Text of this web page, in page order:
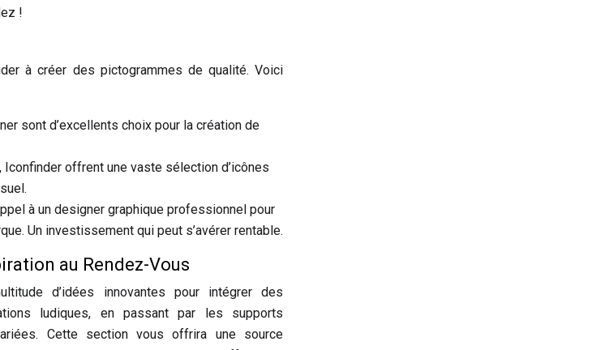
!
à créer des pictogrammes de qualité. Voici
sont d’excellents choix pour la création de
Iconfinder offrent une vaste sélection d’icônes
à un designer graphique professionnel pour
Un investissement qui peut s’avérer rentable.
au Rendez-Vous
d’idées innovantes pour intégrer des
ludiques, en passant par les supports
Cette section vous offrira une source